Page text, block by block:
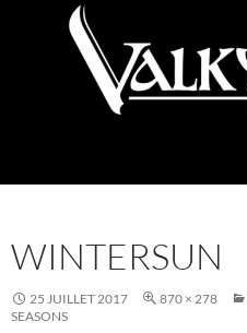
WINTERSUN
25 JUILLET 2017 870 × 278
SEASONS